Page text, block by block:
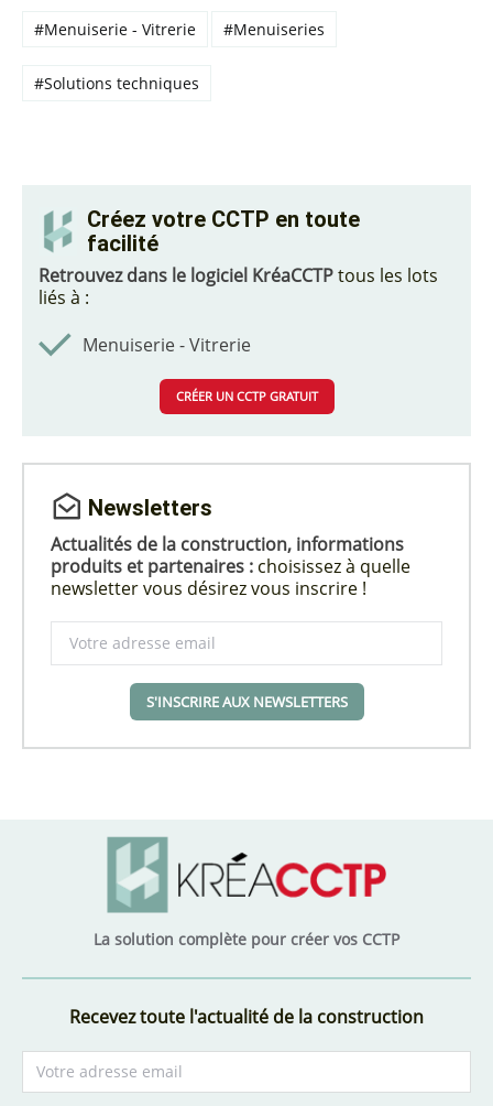
#Menuiserie - Vitrerie #Menuiseries
#Solutions techniques
Créez votre CCTP en toute
facilité
Retrouvez dans le logiciel KréaCCTPtous les lots
liés à :
Menuiserie - Vitrerie
CRÉER UN CCTP GRATUIT
Newsletters
Actualités de la construction, informations
produits et partenaires : choisissez à quelle
newsletter vous désirez vous inscrire !
S'INSCRIRE AUX NEWSLETTERS
La solution complète pour créer vos CCTP
Recevez toute l'actualité de la construction